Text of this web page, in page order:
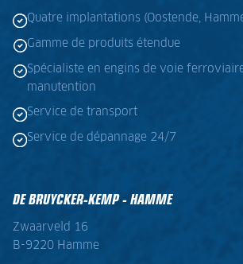
Quatre implantations (Oostende,
Gamme de produits étendue
Spécialiste en engins de voie
manutention
Service de transport
Service de dépannage 24/7
DE BRUYCKER-KEMP - HAMME
Zwaarveld 16
B-9220 Hamme